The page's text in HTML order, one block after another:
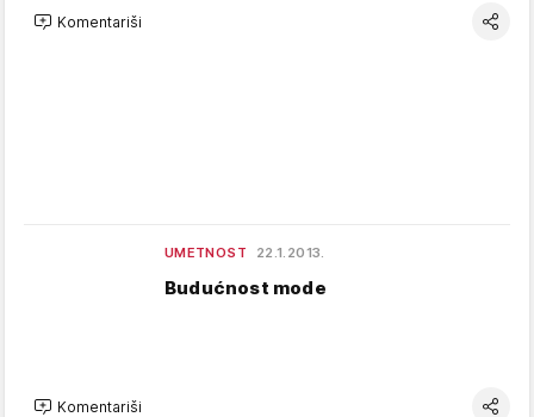
Komentariši
UMETNOST 22.1.2013.
Budućnost mode
Komentariši